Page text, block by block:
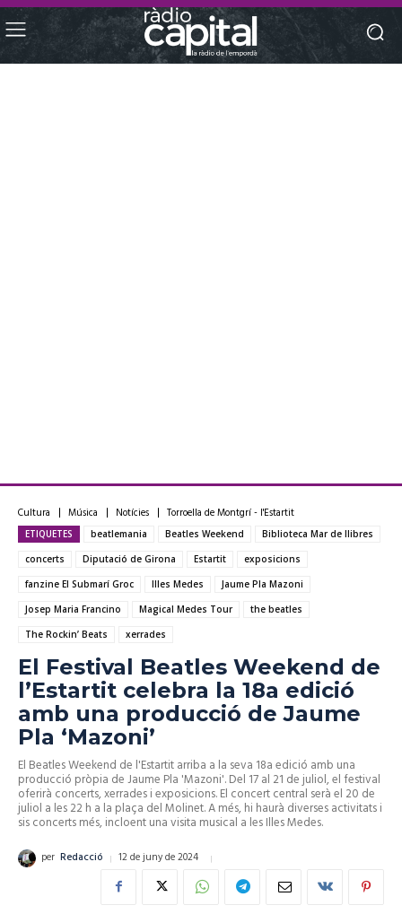
Cultura Música Notícies Torroella de Montgrí - l'Estartit
ETIQUETES beatlemania Beatles Weekend
Biblioteca Mar de llibres
concerts
Diputació de Girona Estartit
exposicions
fanzine El Submarí Groc
Illes Medes
Jaume Pla Mazoni
Josep Maria Francino
Magical Medes Tour
the beatles
The Rockin’ Beats
xerrades
El Festival Beatles Weekend de
l’Estartit celebra la 18a edició
amb una producció de Jaume
Pla ‘Mazoni’
El Beatles Weekend de l'Estartit arriba a la seva 18a edició amb una
producció pròpia de Jaume Pla 'Mazoni'. Del 17 al 21 de juliol, el festival
oferirà concerts, xerrades i exposicions. El concert central serà el 20 de
juliol a les 22 h a la plaça del Molinet. A més, hi haurà diverses activitats i
sis concerts més, incloent una visita musical a les Illes Medes.
per Redacció 12 de juny de 2024